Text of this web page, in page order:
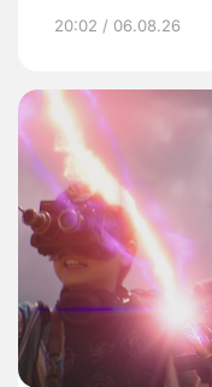
20:02 / 06.08.26